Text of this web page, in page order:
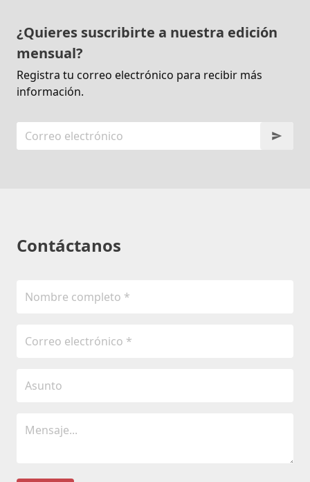
¿Quieres suscribirte a nuestra edición
mensual?
Registra tu correo electrónico para recibir más
información.
Contáctanos